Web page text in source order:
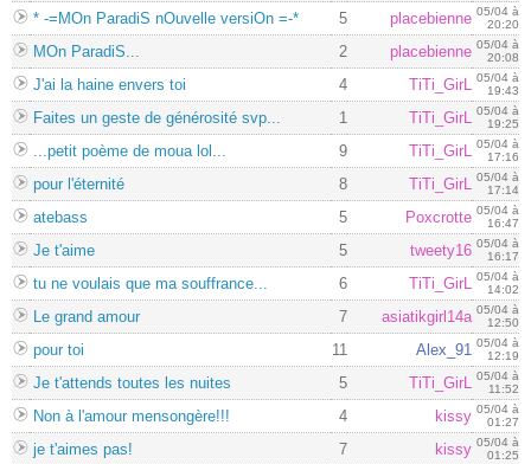
* -=MOn ParadiS nOuvelle versiOn =-* 5 placebienne 05/04 à
20:20
MOn ParadiS... 2 placebienne 05/04 à
20:08
J'ai la haine envers toi 4 TiTi_GirL 05/04 à
19:43
Faites un geste de générosité svp... 1 TiTi_GirL 05/04 à
19:25
...petit poème de moua lol... 9 TiTi_GirL 05/04 à
17:16
pour l'éternité 8 TiTi_GirL 05/04 à
17:14
atebass 5 Poxcrotte 05/04 à
16:47
Je t'aime 5 tweety16 05/04 à
16:17
tu ne voulais que ma souffrance... 6 TiTi_GirL 05/04 à
14:02
Le grand amour 7 asiatikgirl14a 05/04 à
12:50
pour toi 11 Alex_91 05/04 à
12:19
Je t'attends toutes les nuites 5 TiTi_GirL 05/04 à
11:52
Non à l'amour mensongère!!! 4 kissy 05/04 à
01:27
je t'aimes pas! 7 kissy 05/04 à
01:25